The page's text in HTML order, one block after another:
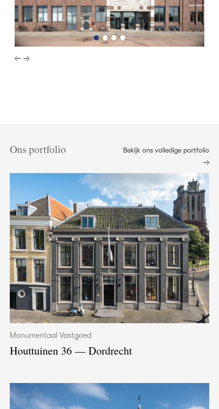
Ons portfolio Bekijk ons volledige portfolio
Monumentaal Vastgoed
Houttuinen 36 — Dordrecht